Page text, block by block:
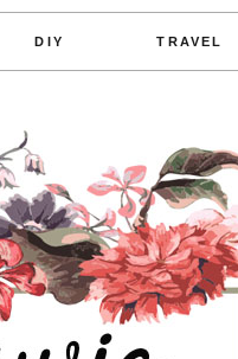
DIY TRAVEL